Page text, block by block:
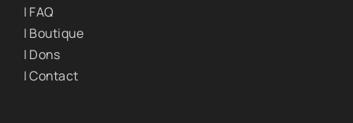
| FAQ
| Boutique
| Dons
| Contact